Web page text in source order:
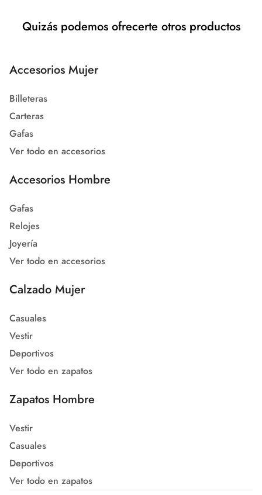
Quizás podemos ofrecerte otros productos
Accesorios Mujer
Billeteras
Carteras
Gafas
Ver todo en accesorios
Accesorios Hombre
Gafas
Relojes
Joyería
Ver todo en accesorios
Calzado Mujer
Casuales
Vestir
Deportivos
Ver todo en zapatos
Zapatos Hombre
Vestir
Casuales
Deportivos
Ver todo en zapatos